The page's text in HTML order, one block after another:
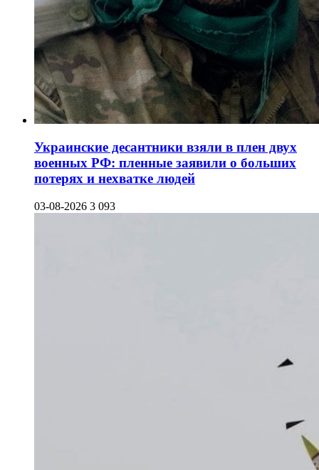
Украинские десантники взяли в плен двух
военных РФ: пленные заявили о больших
потерях и нехватке людей
03-08-2026 3 093